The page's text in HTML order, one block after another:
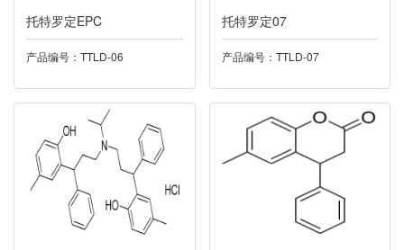
024普拉洛芬
025利奈唑胺
026盐酸达拉他韦
027丁酸氯维地平
028尼莫地平
托特罗定EPC
产品编号：TTLD-06
托特罗定07
产品编号：TTLD-07